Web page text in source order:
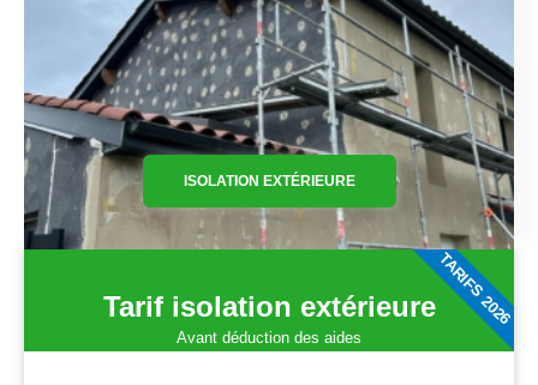
ISOLATION EXTÉRIEURE
Tarif isolation extérieure
Avant déduction des aides
TARIFS 2026